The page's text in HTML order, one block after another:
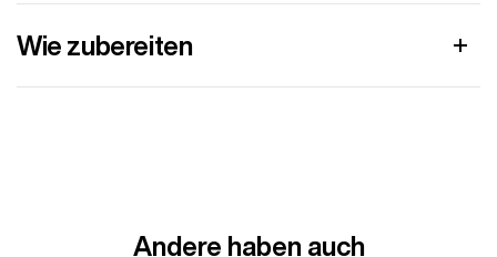
Wie zubereiten
Andere haben auch